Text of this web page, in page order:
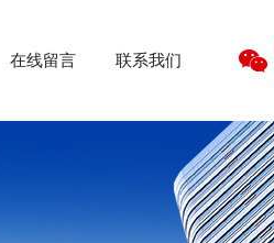
在线留言 联系我们